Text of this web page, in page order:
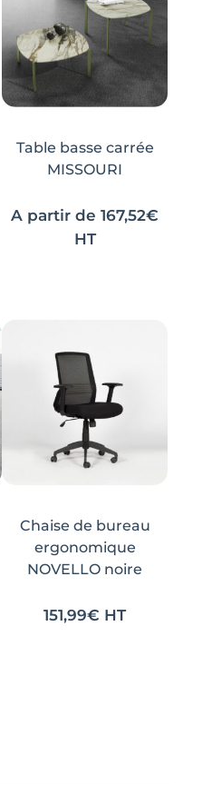
Table basse carrée
MISSOURI
A partir de 167,52€
HT
Chaise de bureau
ergonomique
NOVELLO noire
151,99€ HT